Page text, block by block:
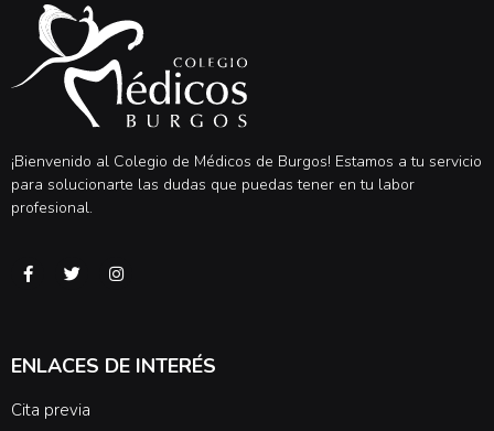
¡Bienvenido al Colegio de Médicos de Burgos! Estamos a tu servicio
para solucionarte las dudas que puedas tener en tu labor
profesional.
ENLACES DE INTERÉS
Cita previa